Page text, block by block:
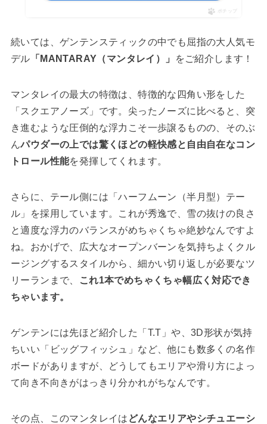
ポチップ
続いては、ゲンテンスティックの中でも屈指の大人気モ
デル 「MANTARAY（マンタレイ）」 をご紹介します！
マンタレイの最大の特徴は、特徴的な四角い形をした
「スクエアノーズ」です。尖ったノーズに比べると、突
き進むような圧倒的な浮力こそ一歩譲るものの、そのぶ
んパウダーの上では驚くほどの軽快感と自由自在なコン
トロール性能を発揮してくれます。
さらに、テール側には「ハーフムーン（半月型）テー
ル」を採用しています。これが秀逸で、雪の抜けの良さ
と適度な浮力のバランスがめちゃくちゃ絶妙なんですよ
ね。おかげで、広大なオープンバーンを気持ちよくクル
ージングするスタイルから、細かい切り返しが必要なツ
リーランまで、
これ1本でめちゃくちゃ幅広く対応でき
ちゃいます。
ゲンテンには先ほど紹介した「T.T」や、3D形状が気持
ちいい「ビッグフィッシュ」など、他にも数多くの名作
ボードがありますが、どうしてもエリアや滑り方によっ
て向き不向きがはっきり分かれがちなんです。
その点、このマンタレイは どんなエリアやシチュエーシ